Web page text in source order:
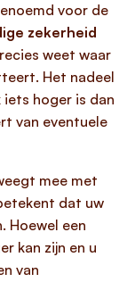
voor de
zekerheid
weet waar
Het nadeel
hoger is dan
van eventuele
mee met
dat uw
Hoewel een
kan zijn en u
van